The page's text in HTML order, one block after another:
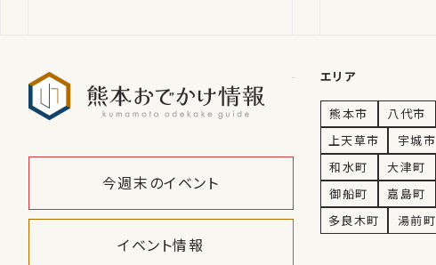
熊本おでかけ情報
今週末のイベント
イベント情報
エリア
熊本市 八代市
上天草市
宇城市
和水町
大津町
御船町
嘉島町
多良木町
湯前町